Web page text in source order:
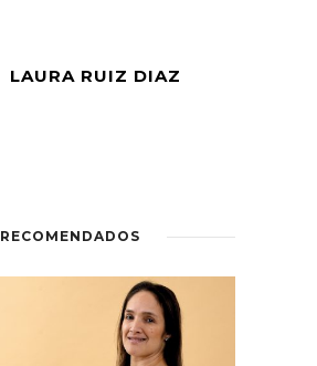
LAURA RUIZ DIAZ
RECOMENDADOS